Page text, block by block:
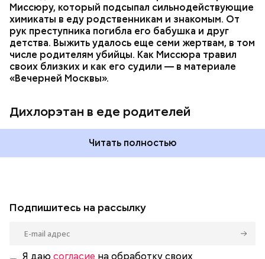
Миссюру, который подсыпал сильнодействующие
химикаты в еду родственникам и знакомым. От
рук преступника погибла его бабушка и друг
детства. Выжить удалось еще семи жертвам, в том
числе родителям убийцы. Как Миссюра травил
своих близких и как его судили — в материале
«Вечерней Москвы».
Дихлорэтан в еде родителей
Читать полностью
Подпишитесь на рассылку